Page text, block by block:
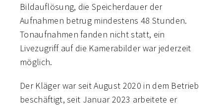
Bildauflösung, die Speicherdauer der
Aufnahmen betrug mindestens 48 Stunden.
Tonaufnahmen fanden nicht statt, ein
Livezugriff auf die Kamerabilder war jederzeit
möglich.
Der Kläger war seit August 2020 in dem Betrieb
beschäftigt, seit Januar 2023 arbeitete er